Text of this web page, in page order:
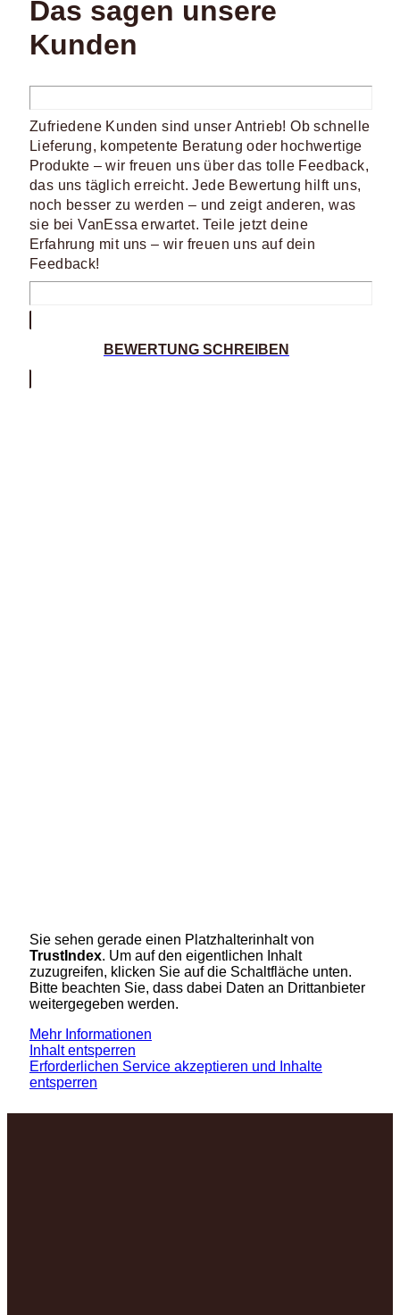
Das sagen unsere
Kunden
Zufriedene Kunden sind unser Antrieb! Ob schnelle
Lieferung, kompetente Beratung oder hochwertige
Produkte – wir freuen uns über das tolle Feedback,
das uns täglich erreicht. Jede Bewertung hilft uns,
noch besser zu werden – und zeigt anderen, was
sie bei VanEssa erwartet. Teile jetzt deine
Erfahrung mit uns – wir freuen uns auf dein
Feedback!
BEWERTUNG SCHREIBEN
Sie sehen gerade einen Platzhalterinhalt von
TrustIndex. Um auf den eigentlichen Inhalt
zuzugreifen, klicken Sie auf die Schaltfläche unten.
Bitte beachten Sie, dass dabei Daten an Drittanbieter
weitergegeben werden.
Mehr Informationen
Inhalt entsperren
Erforderlichen Service akzeptieren und Inhalte
entsperren